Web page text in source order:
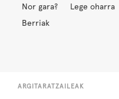
Nor gara? Lege oharra
Berriak
ARGITARATZAILEAK